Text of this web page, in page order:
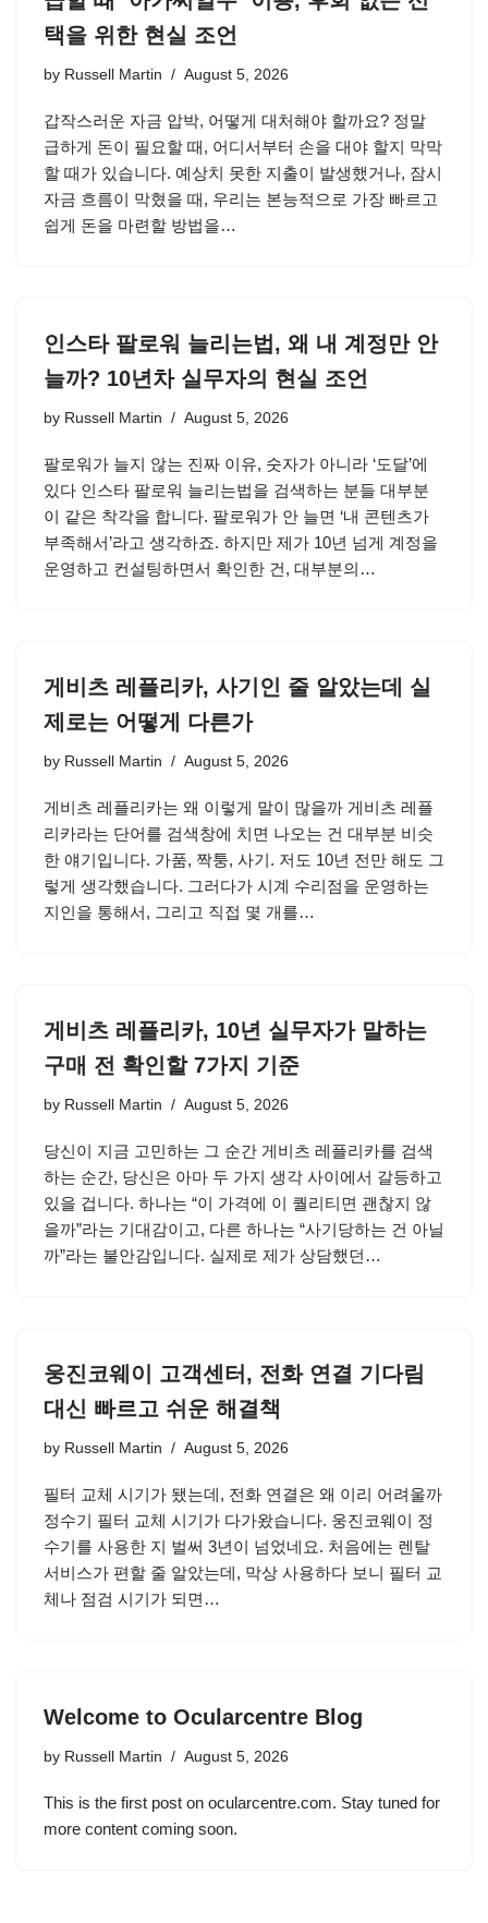
택을 위한 현실 조언
by Russell Martin August 5, 2026
갑작스러운 자금 압박, 어떻게 대처해야 할까요? 정말
급하게 돈이 필요할 때, 어디서부터 손을 대야 할지 막막
할 때가 있습니다. 예상치 못한 지출이 발생했거나, 잠시
자금 흐름이 막혔을 때, 우리는 본능적으로 가장 빠르고
쉽게 돈을 마련할 방법을…
인스타 팔로워 늘리는법, 왜 내 계정만 안
늘까? 10년차 실무자의 현실 조언
by Russell Martin August 5, 2026
팔로워가 늘지 않는 진짜 이유, 숫자가 아니라 ‘도달’에
있다 인스타 팔로워 늘리는법을 검색하는 분들 대부분
이 같은 착각을 합니다. 팔로워가 안 늘면 ‘내 콘텐츠가
부족해서’라고 생각하죠. 하지만 제가 10년 넘게 계정을
운영하고 컨설팅하면서 확인한 건, 대부분의…
게비츠 레플리카, 사기인 줄 알았는데 실
제로는 어떻게 다른가
by Russell Martin August 5, 2026
게비츠 레플리카는 왜 이렇게 말이 많을까 게비츠 레플
리카라는 단어를 검색창에 치면 나오는 건 대부분 비슷
한 얘기입니다. 가품, 짝퉁, 사기. 저도 10년 전만 해도 그
렇게 생각했습니다. 그러다가 시계 수리점을 운영하는
지인을 통해서, 그리고 직접 몇 개를…
게비츠 레플리카, 10년 실무자가 말하는
구매 전 확인할 7가지 기준
by Russell Martin August 5, 2026
당신이 지금 고민하는 그 순간 게비츠 레플리카를 검색
하는 순간, 당신은 아마 두 가지 생각 사이에서 갈등하고
있을 겁니다. 하나는 “이 가격에 이 퀄리티면 괜찮지 않
을까”라는 기대감이고, 다른 하나는 “사기당하는 건 아닐
까”라는 불안감입니다. 실제로 제가 상담했던…
웅진코웨이 고객센터, 전화 연결 기다림
대신 빠르고 쉬운 해결책
by Russell Martin August 5, 2026
필터 교체 시기가 됐는데, 전화 연결은 왜 이리 어려울까
정수기 필터 교체 시기가 다가왔습니다. 웅진코웨이 정
수기를 사용한 지 벌써 3년이 넘었네요. 처음에는 렌탈
서비스가 편할 줄 알았는데, 막상 사용하다 보니 필터 교
체나 점검 시기가 되면…
Welcome to Ocularcentre Blog
by Russell Martin August 5, 2026
This is the first post on ocularcentre.com. Stay tuned for
more content coming soon.